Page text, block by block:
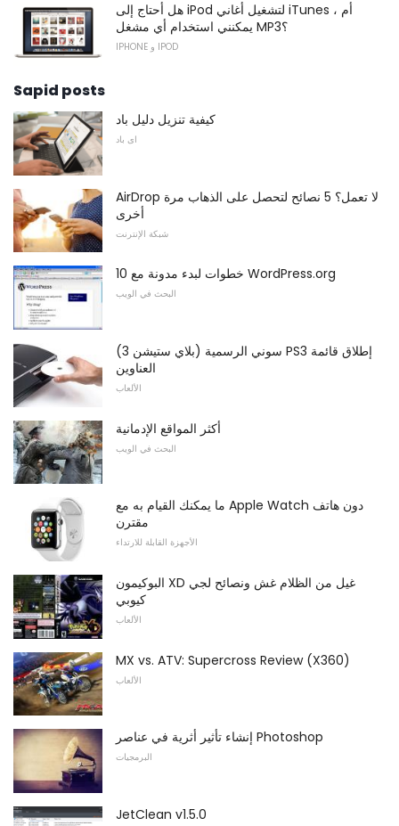
هل أحتاج إلى iPod لتشغيل أغاني iTunes ، أم
يمكنني استخدام أي مشغل MP3؟
IPHONE و IPOD
Sapid posts
كيفية تنزيل دليل باد
اى باد
AirDrop لا تعمل؟ 5 نصائح لتحصل على الذهاب مرة
أخرى
شبكة الإنترنت
10 خطوات لبدء مدونة مع WordPress.org
البحث في الويب
سوني الرسمية (بلاي ستيشن 3) PS3 إطلاق قائمة
العناوين
الألعاب
أكثر المواقع الإدمانية
البحث في الويب
ما يمكنك القيام به مع Apple Watch دون هاتف
مقترن
الأجهزة القابلة للارتداء
البوكيمون XD غيل من الظلام غش ونصائح لجي
كيوبي
الألعاب
MX vs. ATV: Supercross Review (X360)
الألعاب
إنشاء تأثير أثرية في عناصر Photoshop
البرمجيات
JetClean v1.5.0